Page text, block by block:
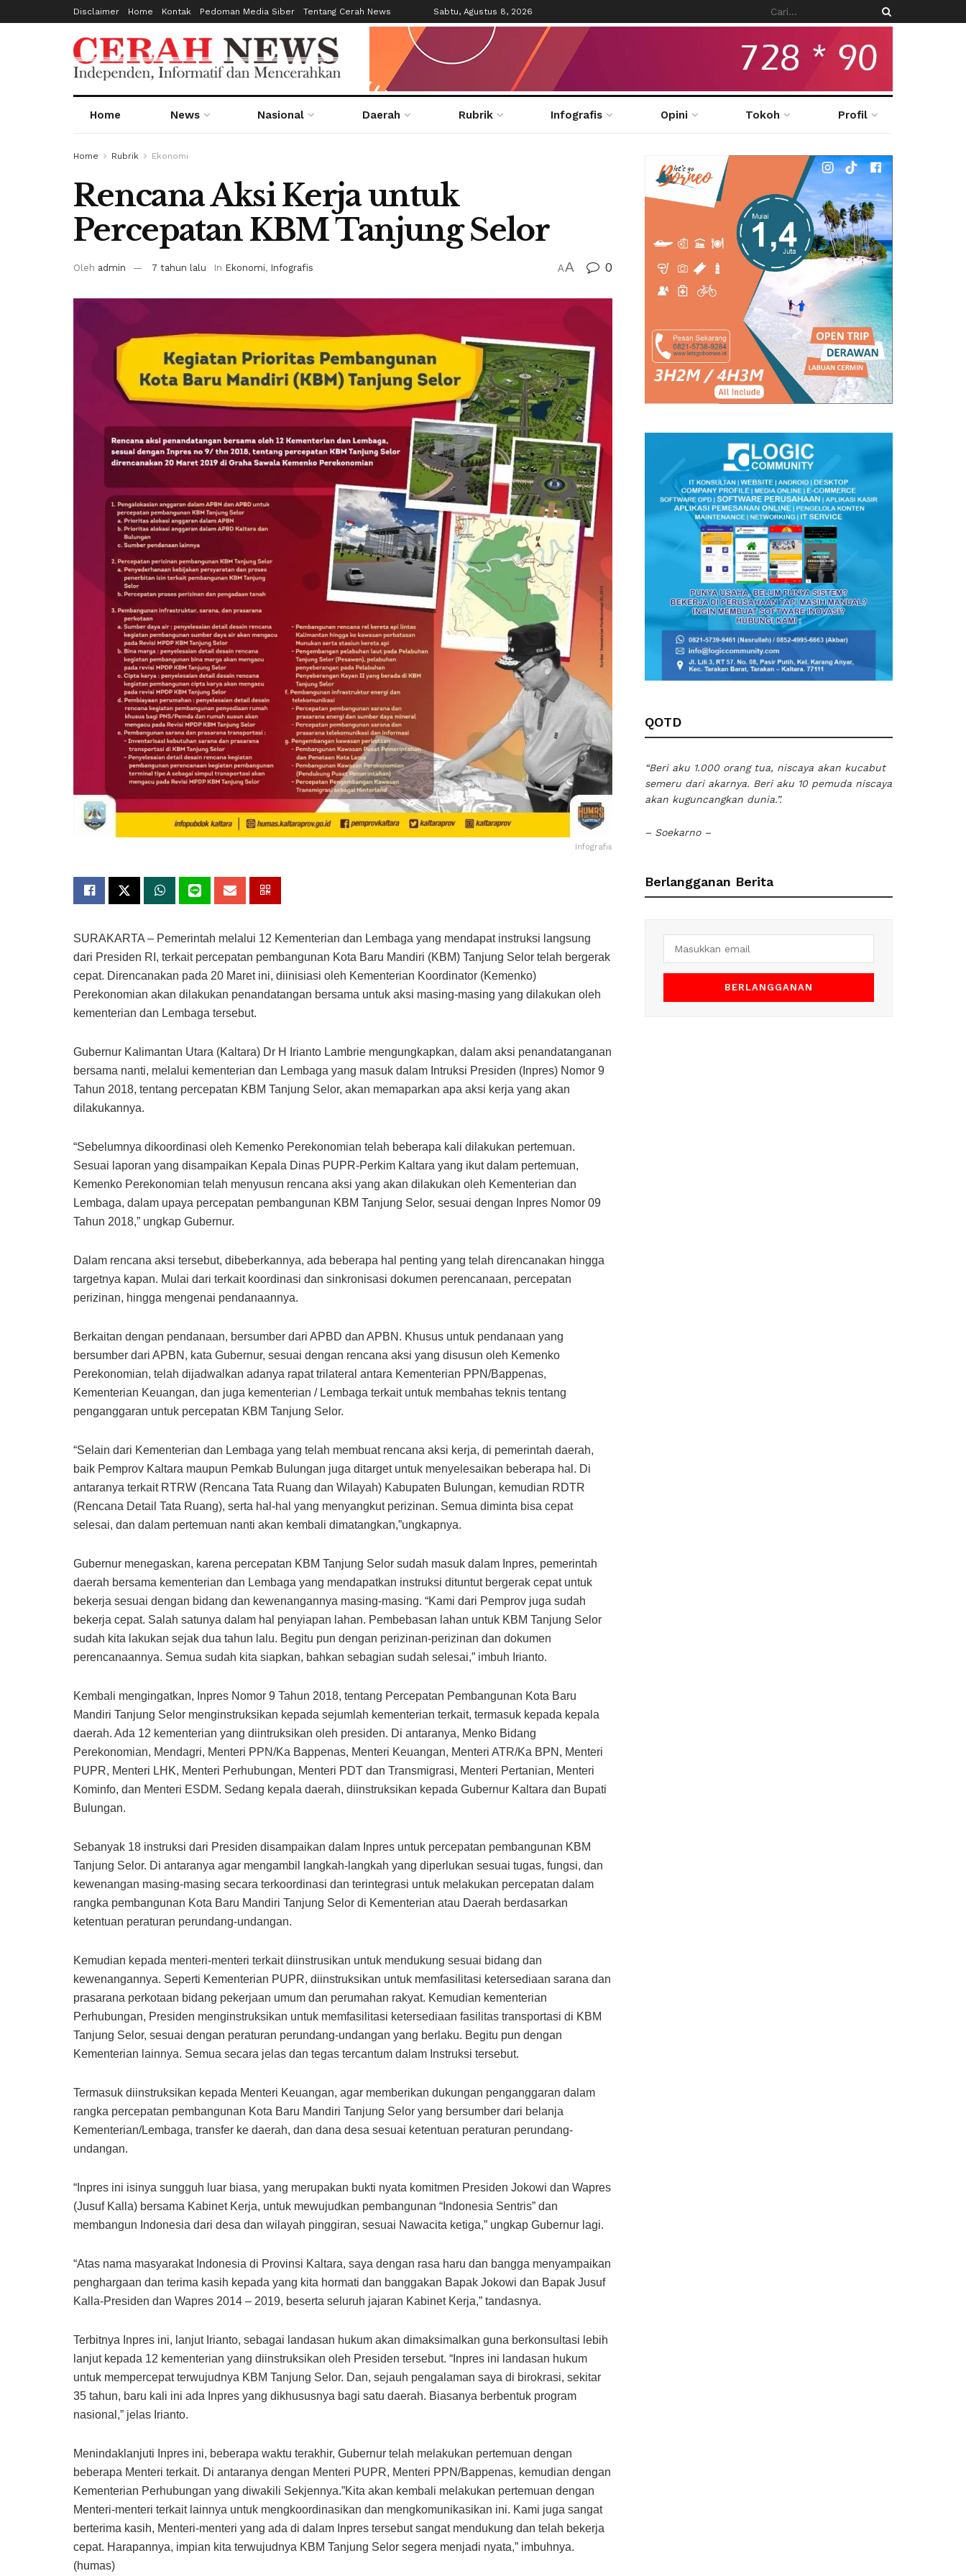
Disclaimer Home Kontak Pedoman Media Siber Tentang Cerah News Sabtu, Agustus 8, 2026
Home News Nasional Daerah Rubrik Infografis Opini Tokoh Profil
Home Rubrik Ekonomi
Rencana Aksi Kerja untuk
Percepatan KBM Tanjung Selor
Oleh admin 7 tahun lalu In Ekonomi, Infografis AA 0
Infografis
SURAKARTA – Pemerintah melalui 12 Kementerian dan Lembaga yang mendapat instruksi langsung
dari Presiden RI, terkait percepatan pembangunan Kota Baru Mandiri (KBM) Tanjung Selor telah bergerak
cepat. Direncanakan pada 20 Maret ini, diinisiasi oleh Kementerian Koordinator (Kemenko)
Perekonomian akan dilakukan penandatangan bersama untuk aksi masing-masing yang dilakukan oleh
kementerian dan Lembaga tersebut.
Gubernur Kalimantan Utara (Kaltara) Dr H Irianto Lambrie mengungkapkan, dalam aksi penandatanganan
bersama nanti, melalui kementerian dan Lembaga yang masuk dalam Intruksi Presiden (Inpres) Nomor 9
Tahun 2018, tentang percepatan KBM Tanjung Selor, akan memaparkan apa aksi kerja yang akan
dilakukannya.
“Sebelumnya dikoordinasi oleh Kemenko Perekonomian telah beberapa kali dilakukan pertemuan.
Sesuai laporan yang disampaikan Kepala Dinas PUPR-Perkim Kaltara yang ikut dalam pertemuan,
Kemenko Perekonomian telah menyusun rencana aksi yang akan dilakukan oleh Kementerian dan
Lembaga, dalam upaya percepatan pembangunan KBM Tanjung Selor, sesuai dengan Inpres Nomor 09
Tahun 2018,” ungkap Gubernur.
Dalam rencana aksi tersebut, dibeberkannya, ada beberapa hal penting yang telah direncanakan hingga
targetnya kapan. Mulai dari terkait koordinasi dan sinkronisasi dokumen perencanaan, percepatan
perizinan, hingga mengenai pendanaannya.
Berkaitan dengan pendanaan, bersumber dari APBD dan APBN. Khusus untuk pendanaan yang
bersumber dari APBN, kata Gubernur, sesuai dengan rencana aksi yang disusun oleh Kemenko
Perekonomian, telah dijadwalkan adanya rapat trilateral antara Kementerian PPN/Bappenas,
Kementerian Keuangan, dan juga kementerian / Lembaga terkait untuk membahas teknis tentang
penganggaran untuk percepatan KBM Tanjung Selor.
“Selain dari Kementerian dan Lembaga yang telah membuat rencana aksi kerja, di pemerintah daerah,
baik Pemprov Kaltara maupun Pemkab Bulungan juga ditarget untuk menyelesaikan beberapa hal. Di
antaranya terkait RTRW (Rencana Tata Ruang dan Wilayah) Kabupaten Bulungan, kemudian RDTR
(Rencana Detail Tata Ruang), serta hal-hal yang menyangkut perizinan. Semua diminta bisa cepat
selesai, dan dalam pertemuan nanti akan kembali dimatangkan,”ungkapnya.
Gubernur menegaskan, karena percepatan KBM Tanjung Selor sudah masuk dalam Inpres, pemerintah
daerah bersama kementerian dan Lembaga yang mendapatkan instruksi dituntut bergerak cepat untuk
bekerja sesuai dengan bidang dan kewenangannya masing-masing. “Kami dari Pemprov juga sudah
bekerja cepat. Salah satunya dalam hal penyiapan lahan. Pembebasan lahan untuk KBM Tanjung Selor
sudah kita lakukan sejak dua tahun lalu. Begitu pun dengan perizinan-perizinan dan dokumen
perencanaannya. Semua sudah kita siapkan, bahkan sebagian sudah selesai,” imbuh Irianto.
Kembali mengingatkan, Inpres Nomor 9 Tahun 2018, tentang Percepatan Pembangunan Kota Baru
Mandiri Tanjung Selor menginstruksikan kepada sejumlah kementerian terkait, termasuk kepada kepala
daerah. Ada 12 kementerian yang diintruksikan oleh presiden. Di antaranya, Menko Bidang
Perekonomian, Mendagri, Menteri PPN/Ka Bappenas, Menteri Keuangan, Menteri ATR/Ka BPN, Menteri
PUPR, Menteri LHK, Menteri Perhubungan, Menteri PDT dan Transmigrasi, Menteri Pertanian, Menteri
Kominfo, dan Menteri ESDM. Sedang kepala daerah, diinstruksikan kepada Gubernur Kaltara dan Bupati
Bulungan.
Sebanyak 18 instruksi dari Presiden disampaikan dalam Inpres untuk percepatan pembangunan KBM
Tanjung Selor. Di antaranya agar mengambil langkah-langkah yang diperlukan sesuai tugas, fungsi, dan
kewenangan masing-masing secara terkoordinasi dan terintegrasi untuk melakukan percepatan dalam
rangka pembangunan Kota Baru Mandiri Tanjung Selor di Kementerian atau Daerah berdasarkan
ketentuan peraturan perundang-undangan.
Kemudian kepada menteri-menteri terkait diinstrusikan untuk mendukung sesuai bidang dan
kewenangannya. Seperti Kementerian PUPR, diinstruksikan untuk memfasilitasi ketersediaan sarana dan
prasarana perkotaan bidang pekerjaan umum dan perumahan rakyat. Kemudian kementerian
Perhubungan, Presiden menginstruksikan untuk memfasilitasi ketersediaan fasilitas transportasi di KBM
Tanjung Selor, sesuai dengan peraturan perundang-undangan yang berlaku. Begitu pun dengan
Kementerian lainnya. Semua secara jelas dan tegas tercantum dalam Instruksi tersebut.
Termasuk diinstruksikan kepada Menteri Keuangan, agar memberikan dukungan penganggaran dalam
rangka percepatan pembangunan Kota Baru Mandiri Tanjung Selor yang bersumber dari belanja
Kementerian/Lembaga, transfer ke daerah, dan dana desa sesuai ketentuan peraturan perundang-
undangan.
“Inpres ini isinya sungguh luar biasa, yang merupakan bukti nyata komitmen Presiden Jokowi dan Wapres
(Jusuf Kalla) bersama Kabinet Kerja, untuk mewujudkan pembangunan “Indonesia Sentris” dan
membangun Indonesia dari desa dan wilayah pinggiran, sesuai Nawacita ketiga,” ungkap Gubernur lagi.
“Atas nama masyarakat Indonesia di Provinsi Kaltara, saya dengan rasa haru dan bangga menyampaikan
penghargaan dan terima kasih kepada yang kita hormati dan banggakan Bapak Jokowi dan Bapak Jusuf
Kalla-Presiden dan Wapres 2014 – 2019, beserta seluruh jajaran Kabinet Kerja,” tandasnya.
Terbitnya Inpres ini, lanjut Irianto, sebagai landasan hukum akan dimaksimalkan guna berkonsultasi lebih
lanjut kepada 12 kementerian yang diinstruksikan oleh Presiden tersebut. “Inpres ini landasan hukum
untuk mempercepat terwujudnya KBM Tanjung Selor. Dan, sejauh pengalaman saya di birokrasi, sekitar
35 tahun, baru kali ini ada Inpres yang dikhususnya bagi satu daerah. Biasanya berbentuk program
nasional,” jelas Irianto.
Menindaklanjuti Inpres ini, beberapa waktu terakhir, Gubernur telah melakukan pertemuan dengan
beberapa Menteri terkait. Di antaranya dengan Menteri PUPR, Menteri PPN/Bappenas, kemudian dengan
Kementerian Perhubungan yang diwakili Sekjennya.”Kita akan kembali melakukan pertemuan dengan
Menteri-menteri terkait lainnya untuk mengkoordinasikan dan mengkomunikasikan ini. Kami juga sangat
berterima kasih, Menteri-menteri yang ada di dalam Inpres tersebut sangat mendukung dan telah bekerja
cepat. Harapannya, impian kita terwujudnya KBM Tanjung Selor segera menjadi nyata,” imbuhnya.
(humas)
QOTD
“Beri aku 1.000 orang tua, niscaya akan kucabut
semeru dari akarnya. Beri aku 10 pemuda niscaya
akan kuguncangkan dunia.”.
– Soekarno –
Berlangganan Berita